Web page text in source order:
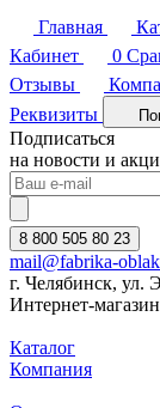
Главная
Кабинет
0
Отзывы
Реквизиты
Подписаться
на новости и
8 800 505 80 23
mail@fabrika-
г. Челябинск, ул.
Интернет-магазин
Каталог
Компания